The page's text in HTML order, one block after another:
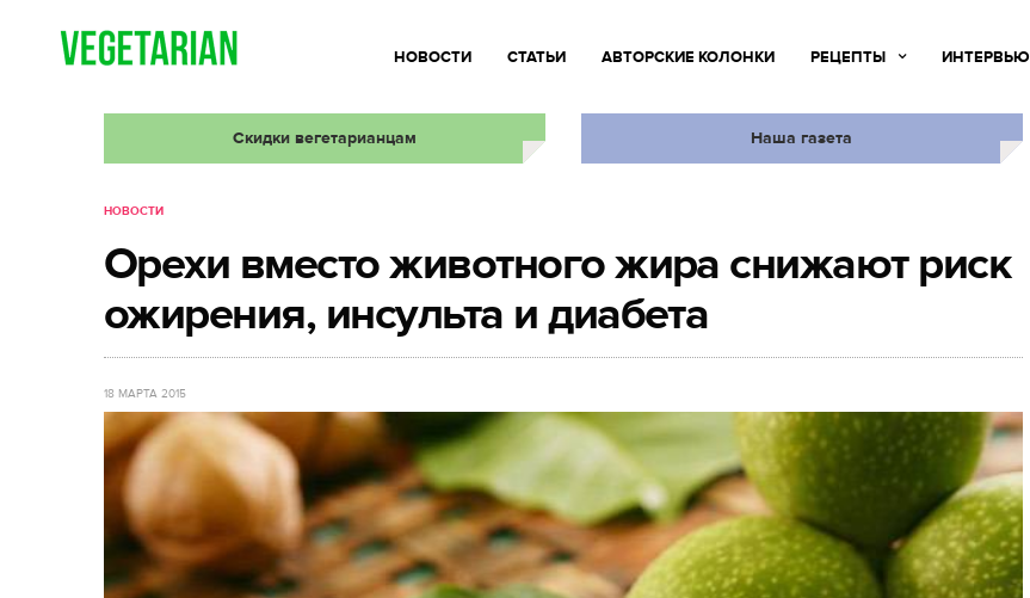
НОВОСТИ СТАТЬИ АВТОРСКИЕ КОЛОНКИ РЕЦЕПТЫ ИНТЕРВЬЮ
Скидки вегетарианцам Наша газета
НОВОСТИ
Орехи вместо животного жира снижают риск
ожирения, инсульта и диабета
18 МАРТА 2015